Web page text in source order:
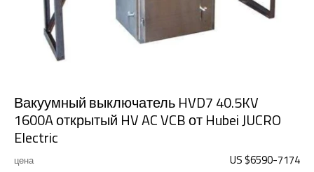
Вакуумный выключатель HVD7 40.5KV
1600A открытый HV AC VCB от Hubei JUCRO
Electric
цена US $6590-7174